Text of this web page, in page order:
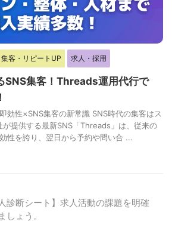
集客・リピートUP 求人・採用
SNS集客！Threads運用代行で
効性×SNS集客の新常識 SNS時代の集客はス
提供する最新SNS「Threads」は、従来の
性を誇り、翌日から予約や問い合 ...
人診断シート】求人活動の課題を明確
しょう。